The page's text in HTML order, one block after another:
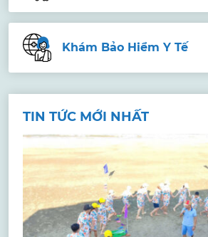
Khám Bảo Hiểm Y Tế
TIN TỨC MỚI NHẤT